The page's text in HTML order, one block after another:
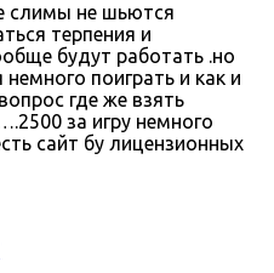
слимы не шьются
терпения и
будут работать .но
немного поиграть и как и
где же взять
за игру немного
сайт бу лицензионных